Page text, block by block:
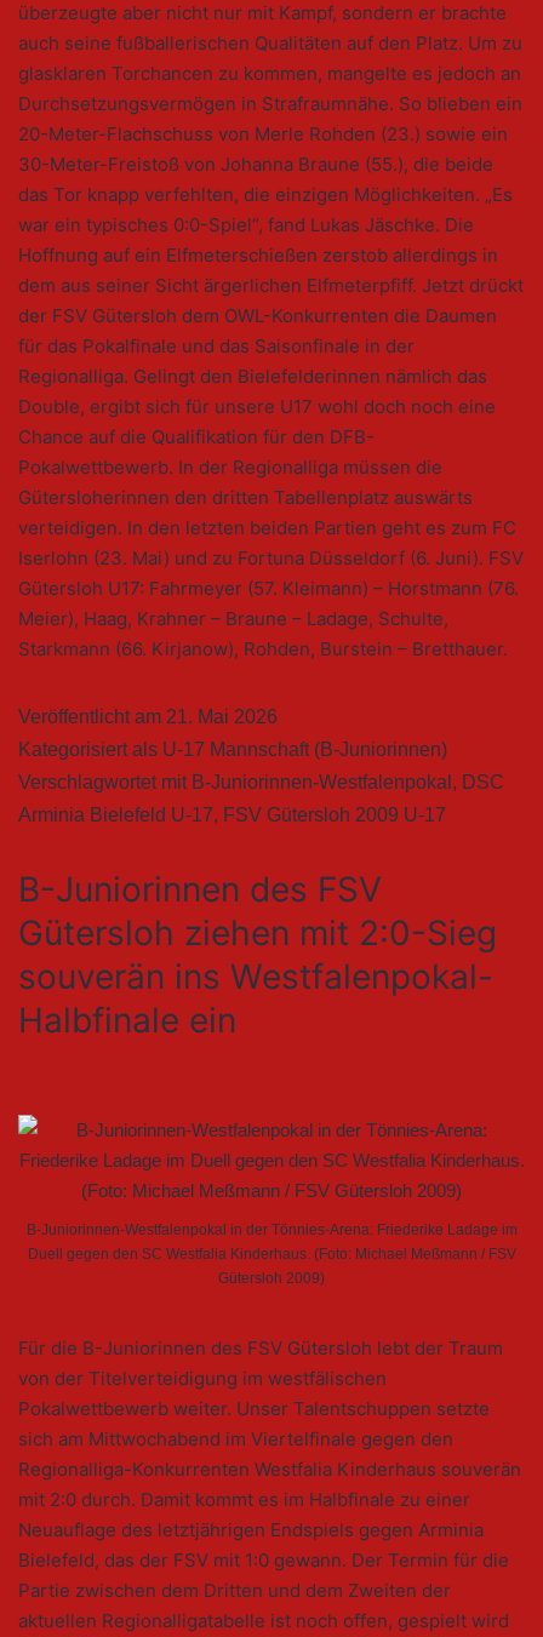
überzeugte aber nicht nur mit Kampf, sondern er brachte
auch seine fußballerischen Qualitäten auf den Platz. Um zu
glasklaren Torchancen zu kommen, mangelte es jedoch an
Durchsetzungsvermögen in Strafraumnähe. So blieben ein
20-Meter-Flachschuss von Merle Rohden (23.) sowie ein
30-Meter-Freistoß von Johanna Braune (55.), die beide
das Tor knapp verfehlten, die einzigen Möglichkeiten. „Es
war ein typisches 0:0-Spiel“, fand Lukas Jäschke. Die
Hoffnung auf ein Elfmeterschießen zerstob allerdings in
dem aus seiner Sicht ärgerlichen Elfmeterpfiff. Jetzt drückt
der FSV Gütersloh dem OWL-Konkurrenten die Daumen
für das Pokalfinale und das Saisonfinale in der
Regionalliga. Gelingt den Bielefelderinnen nämlich das
Double, ergibt sich für unsere U17 wohl doch noch eine
Chance auf die Qualifikation für den DFB-
Pokalwettbewerb. In der Regionalliga müssen die
Gütersloherinnen den dritten Tabellenplatz auswärts
verteidigen. In den letzten beiden Partien geht es zum FC
Iserlohn (23. Mai) und zu Fortuna Düsseldorf (6. Juni). FSV
Gütersloh U17: Fahrmeyer (57. Kleimann) – Horstmann (76.
Meier), Haag, Krahner – Braune – Ladage, Schulte,
Starkmann (66. Kirjanow), Rohden, Burstein – Bretthauer.
Veröffentlicht am 21. Mai 2026
Kategorisiert als U-17 Mannschaft (B-Juniorinnen)
Verschlagwortet mit B-Juniorinnen-Westfalenpokal , DSC
Arminia Bielefeld U-17, FSV Gütersloh 2009 U-17
B-Juniorinnen des FSV
Gütersloh ziehen mit 2:0-Sieg
souverän ins Westfalenpokal-
Halbfinale ein
B-Juniorinnen-Westfalenpokal in der Tönnies-Arena: Friederike Ladage im
Duell gegen den SC Westfalia Kinderhaus. (Foto: Michael Meßmann / FSV
Gütersloh 2009)
Für die B-Juniorinnen des FSV Gütersloh lebt der Traum
von der Titelverteidigung im westfälischen
Pokalwettbewerb weiter. Unser Talentschuppen setzte
sich am Mittwochabend im Viertelfinale gegen den
Regionalliga-Konkurrenten Westfalia Kinderhaus souverän
mit 2:0 durch. Damit kommt es im Halbfinale zu einer
Neuauflage des letztjährigen Endspiels gegen Arminia
Bielefeld, das der FSV mit 1:0 gewann. Der Termin für die
Partie zwischen dem Dritten und dem Zweiten der
aktuellen Regionalligatabelle ist noch offen, gespielt wird